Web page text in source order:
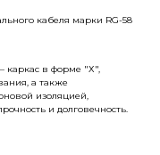
кабеля марки RG-58
– каркас в форме "Х",
а также
изоляцией,
и долговечность.